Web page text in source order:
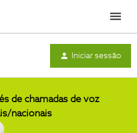
Menu
Iniciar sessão
de chamadas de voz
nacionais